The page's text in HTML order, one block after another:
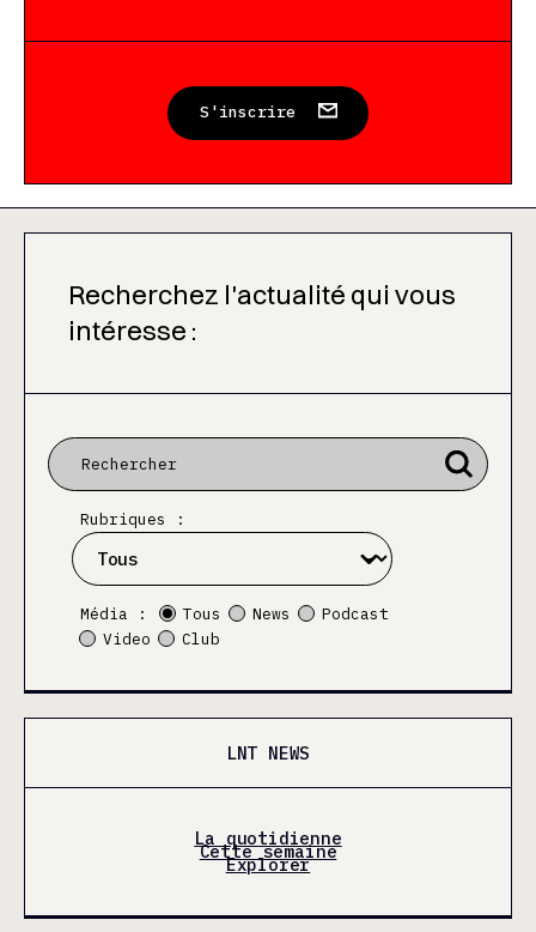
S'inscrire
Recherchez l'actualité qui vous
intéresse :
Rubriques :
Média : Tous News
Podcast
Video
Club
LNT NEWS
La quotidienne
Cette semaine
Explorer